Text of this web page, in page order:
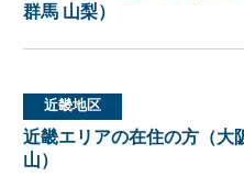
群馬 山梨）
近畿地区
近畿エリアの在住の方（大
山）